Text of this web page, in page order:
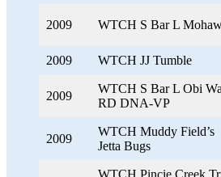
2009 WTCH S Bar L
2009 WTCH JJ Tumble
2009
WTCH S Bar L Obi
RD DNA-VP
2009
WTCH Muddy Field’s
Jetta Bugs
WTCH Pincie Creek